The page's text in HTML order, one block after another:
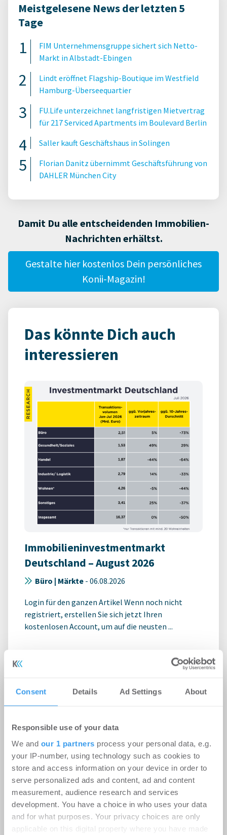
Consent Details Ad Settings About
Responsible use of your data
We and our 1 partners process your personal data, e.g.
your IP-number, using technology such as cookies to
store and access information on your device in order to
serve personalized ads and content, ad and content
measurement, audience research and services
development. You have a choice in who uses your data
and for what purposes. Your privacy choices are only
applicable on this digital property where you have made
Meistgelesene News der letzten 5
Tage
FIM Unternehmensgruppe sichert sich Netto-
Markt in Albstadt-Ebingen
Lindt eröffnet Flagship-Boutique im Westfield
Hamburg-Überseequartier
FU.Life unterzeichnet langfristigen Mietvertrag
für 217 Serviced Apartments im Boulevard Berlin
Saller kauft Geschäftshaus in Solingen
Florian Danitz übernimmt Geschäftsführung von
DAHLER München City
Damit Du alle entscheidenden Immobilien-
Nachrichten erhältst.
Gestalte hier kostenlos Dein persönliches
Konii-Magazin!
Das könnte Dich auch
interessieren
Immobilieninvestmentmarkt
Deutschland – August 2026
Büro | Märkte - 06.08.2026
Login für den ganzen Artikel Wenn noch nicht
registriert, erstellen Sie sich jetzt Ihren
kostenlosen Account, um auf die neusten ...
Ampega Asset Management gewinnt
ODDO BHF SE für den SKYPER
Büro | Deals Miete - 06.08.2026